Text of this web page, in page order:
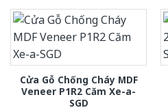
Cửa Gỗ Chống Cháy MDF
Veneer P1R2 Căm Xe-a-
SGD